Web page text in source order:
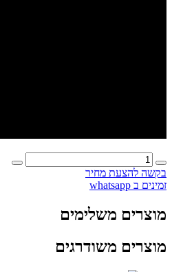
כמות
של
IMBOW
בקשה להצעת מחיר
זמינים ב whatsapp
מוצרים משלימים
מוצרים משודרגים